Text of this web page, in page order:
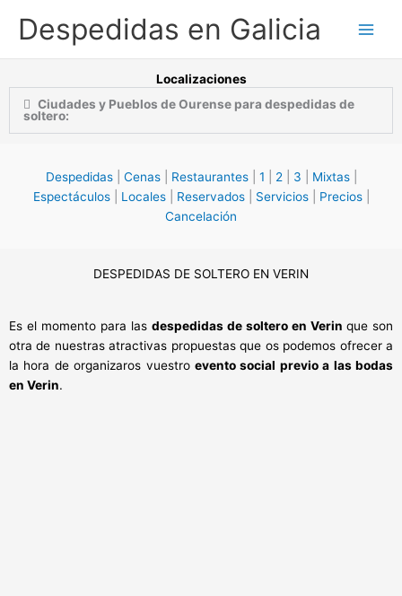
Despedidas en Galicia
Localizaciones
Ciudades y Pueblos de Ourense para despedidas de
soltero:
Despedidas| Cenas| Restaurantes| 1 2| 3 Mixtas|
Espectáculos| Locales| Reservados| Servicios| Precios|
Cancelación
DESPEDIDAS DE SOLTERO EN VERIN
Es el momento para las despedidas de soltero en Verin que son
otra de nuestras atractivas propuestas que os podemos ofrecer a
la hora de organizaros vuestro evento social previo a las bodas
en Verin.